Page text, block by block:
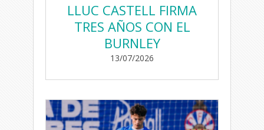
LLUC CASTELL FIRMA
TRES AÑOS CON EL
BURNLEY
13/07/2026